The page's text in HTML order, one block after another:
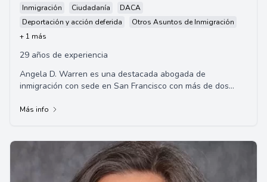
Inmigración Ciudadanía
DACA
Deportación y acción deferida
Otros Asuntos de Inmigración
+ 1 más
29 años de experiencia
Angela D. Warren es una destacada abogada de
inmigración con sede en San Francisco con más de dos
Más info